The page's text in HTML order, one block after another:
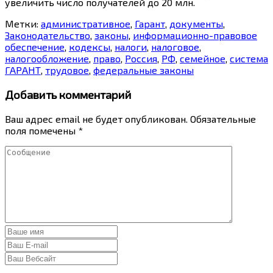
Метки: административное, Гарант, документы,
Законодательство, законы, информационно-правовое
обеспечение, кодексы, налоги, налоговое,
налогообложение, право, Россия, РФ, семейное, система
ГАРАНТ, трудовое, федеральные законы
Добавить комментарий
Ваш адрес email не будет опубликован. Обязательные
поля помечены *